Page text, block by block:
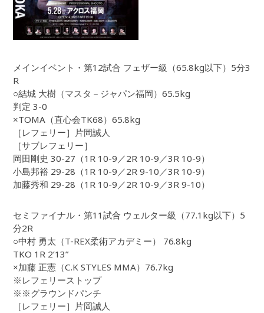
メインイベント・第12試合 フェザー級（65.8kg以下）5分3
R
○結城 大樹（マスタ－ジャパン福岡）65.5kg
判定 3-0
×TOMA（直心会TK68）65.8kg
［レフェリー］片岡誠人
［サブレフェリー］
岡田剛史 30-27（1R 10-9／2R 10-9／3R 10-9）
小島邦裕 29-28（1R 10-9／2R 9-10／3R 10-9）
加藤秀和 29-28（1R 10-9／2R 10-9／3R 9-10）
セミファイナル・第11試合 ウェルター級（77.1kg以下）5
分2R
○中村 勇太（T-REX柔術アカデミー） 76.8kg
TKO 1R 2’13”
×加藤 正憲（C.K STYLES MMA）76.7kg
※レフェリーストップ
※※グラウンドパンチ
［レフェリー］片岡誠人